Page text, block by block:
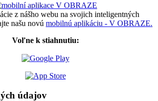
z nášho webu na svojich inteligentných
našu novú mobilnú aplikáciu - V OBRAZE.
Voľne k stiahnutiu:
údajov